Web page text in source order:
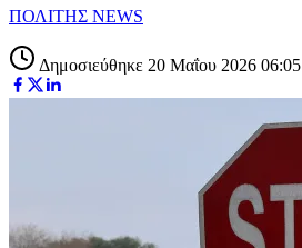
ΠΟΛΙΤΗΣ NEWS
Δημοσιεύθηκε 20 Μαΐου 2026 06:05